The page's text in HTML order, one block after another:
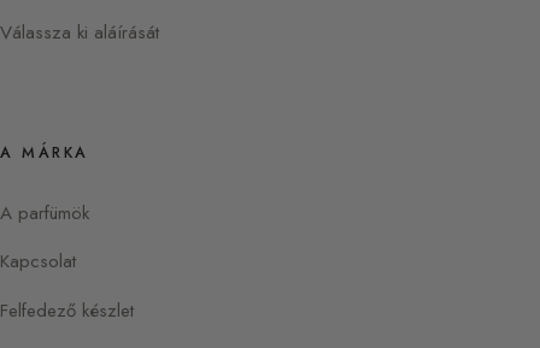
Válassza ki aláírását
A MÁRKA
A parfümök
Kapcsolat
Felfedező készlet